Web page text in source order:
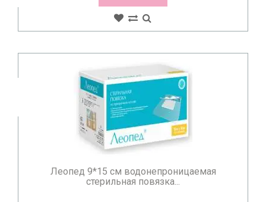
Леопед 9*15 см водонепроницаемая
стерильная повязка...